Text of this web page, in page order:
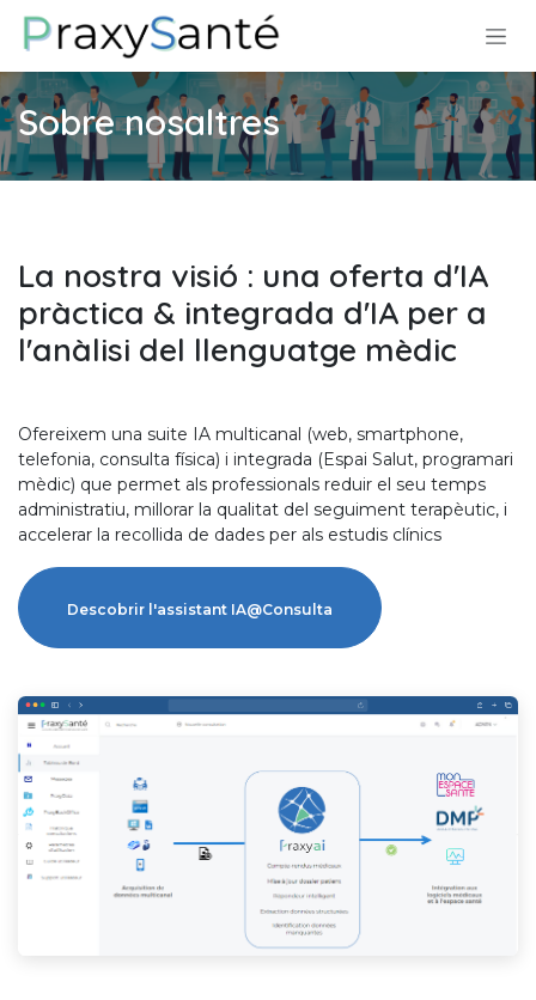
Skip to Content
Sobre nosaltres
La nostra visió : una oferta d'IA
pràctica & integrada d'IA per a
l'anàlisi del llenguatge mèdic
Ofereixem una suite IA multicanal (web, smartphone,
telefonia, consulta física) i integrada (Espai Salut, programari
mèdic) que permet als professionals reduir el seu temps
administratiu, millorar la qualitat del seguiment terapèutic, i
accelerar la recollida de dades per als estudis clínics
Descobrir l'assistant IA@Consulta